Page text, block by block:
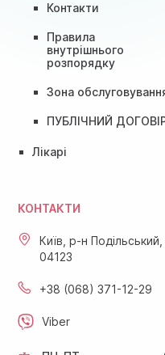
Контакти
Правила
внутрішнього
розпорядку
Зона
ПУБЛІЧНИЙ
Лікарі
КОНТАКТИ
Київ, р-н
04123
+38 (068) 371-12-29
Viber